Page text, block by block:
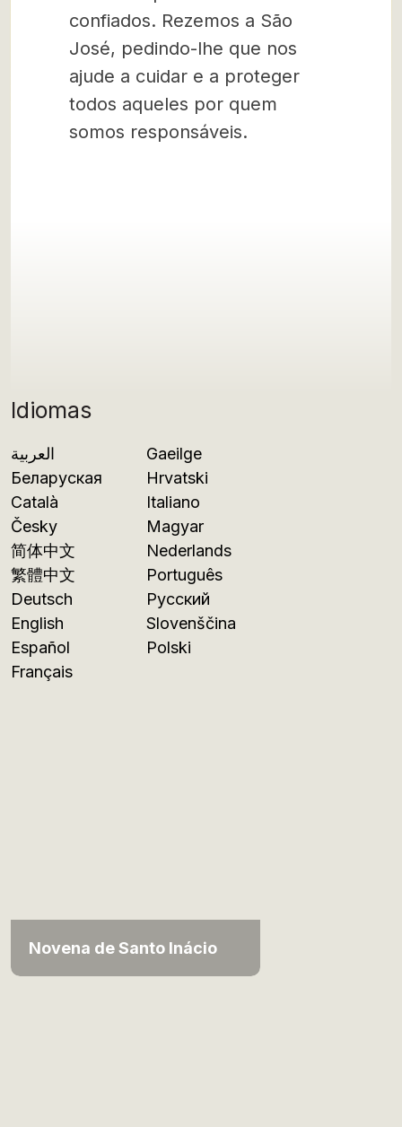
Idiomas
العربية
Беларуская
Català
Česky
简体中文
繁體中文
Deutsch
English
Español
Français
Gaeilge
Hrvatski
Italiano
Magyar
Nederlands
Português
Русский
Slovenščina
Polski
Novena de Santo Inácio
confiados. Rezemos a São
José, pedindo-lhe que nos
ajude a cuidar e a proteger
todos aqueles por quem
somos responsáveis.